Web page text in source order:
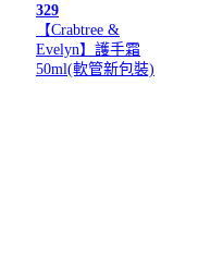
329
【Crabtree &
Evelyn】護手霜
50ml(軟管新包裝)